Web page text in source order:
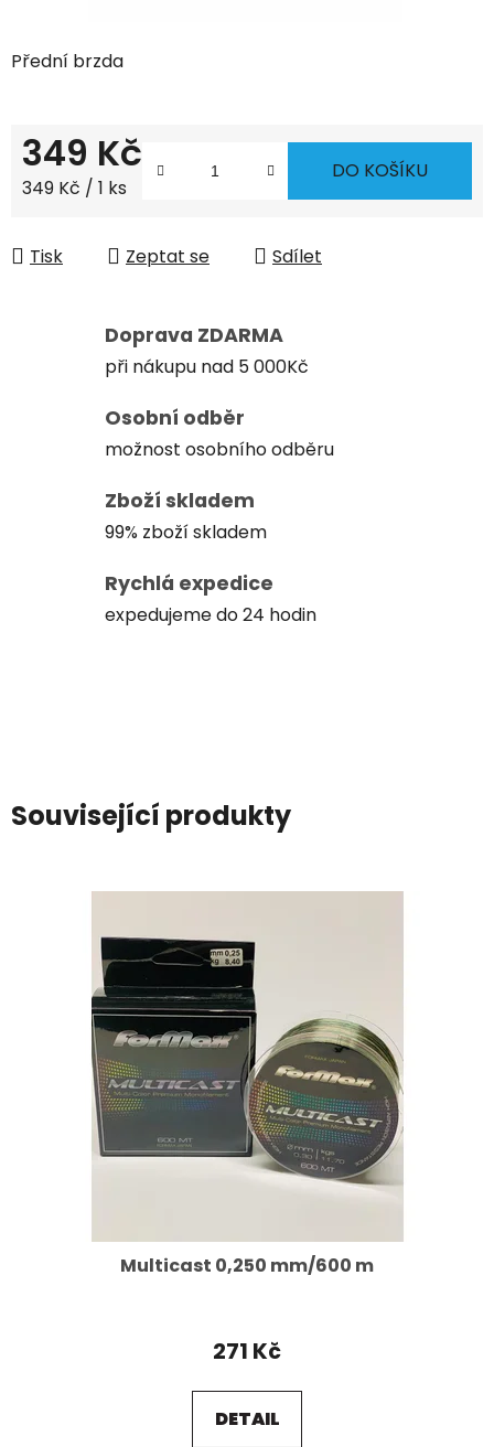
Přední brzda
349 Kč
Měrná cena:
349 Kč / 1 ks
DO KOŠÍKU
Tisk Zeptat se Sdílet
Doprava ZDARMA
při nákupu nad 5 000Kč
Osobní odběr
možnost osobního odběru
Zboží skladem
99% zboží skladem
Rychlá expedice
expedujeme do 24 hodin
Související produkty
Multicast 0,250 mm/600 m
271 Kč
DETAIL